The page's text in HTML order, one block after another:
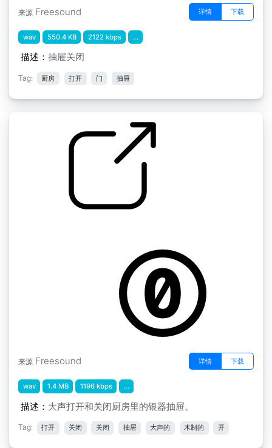
来源 Freesound 详情 下载
wav 550.4 KB 2122 kbps ...
描述： 抽屉关闭
Tag: 厨房 打开 门 抽屉
来源 Freesound 详情 下载
wav 1.4 MB 1196 kbps ...
描述： 大声打开和关闭厨房里的银器抽屉。
Tag: 打开 关闭 关闭 抽屉 大声的 木制的 开